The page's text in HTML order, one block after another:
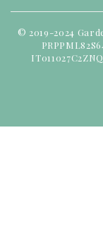
© 2019-2024